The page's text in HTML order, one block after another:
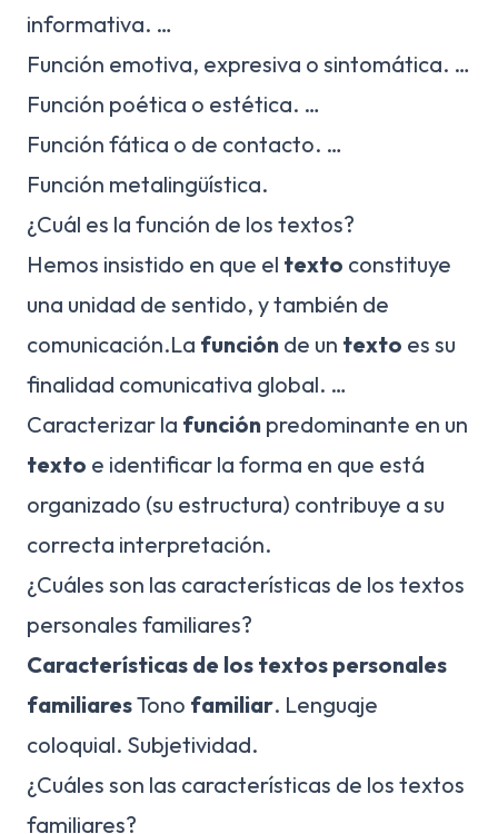
informativa. …
Función emotiva, expresiva o sintomática. …
Función poética o estética. …
Función fática o de contacto. …
Función metalingüística.
¿Cuál es la función de los textos?
Hemos insistido en que el texto constituye
una unidad de sentido, y también de
comunicación.La función de un texto es su
finalidad comunicativa global. …
Caracterizar la función predominante en un
texto e identificar la forma en que está
organizado (su estructura) contribuye a su
correcta interpretación.
¿Cuáles son las características de los textos
personales familiares?
Características de los textos personales
familiaresTono familiar. Lenguaje
coloquial. Subjetividad.
¿Cuáles son las características de los textos
familiares?